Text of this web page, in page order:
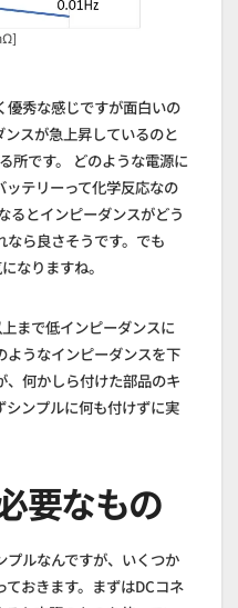
優秀な感じですが面白いの
スが急上昇しているのと
所です。 どのような電源に
テリーって化学反応なの
るとインピーダンスがどう
ら良さそうです。でも
なりますね。
まで低インピーダンスに
ようなインピーダンスを下
、何かしら付けた部品のキ
シンプルに何も付けずに実
要なもの
ルなんですが、いくつか
おきます。まずはDCコネ